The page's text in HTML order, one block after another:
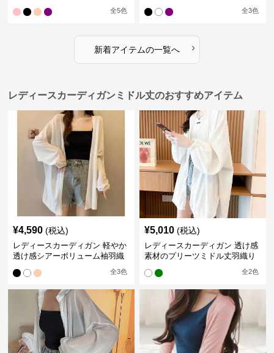
全5色 全3色
新着アイテムの一覧へ ›
レディースカーディガンミドル丈のおすすめアイテム
¥4,590 (税込)
レディースカーディガン 軽やか
透け感シアーボリューム袖羽織
全3色
¥5,010 (税込)
レディースカーディガン 透け感
素材のプリーツミドル丈羽織り
全2色